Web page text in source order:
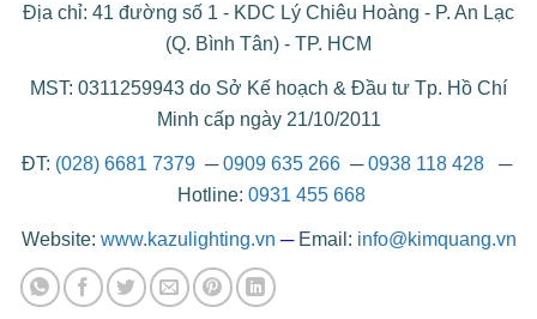
Địa chỉ: 41 đường số 1 - KDC Lý Chiêu Hoàng - P. An Lạc
(Q. Bình Tân) - TP. HCM
MST: 0311259943 do Sở Kế hoạch & Đầu tư Tp. Hồ Chí
Minh cấp ngày 21/10/2011
ĐT: (028) 6681 7379 ─0909 635 266─0938 118 428─
Hotline: 0931 455 668
Website: www.kazulighting.vn ─ Email: info@kimquang.vn